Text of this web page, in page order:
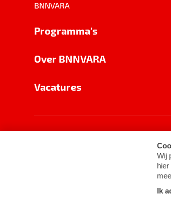
BNNVARA
Programma's
Over BNNVARA
Vacatures
Cookie-instellingen